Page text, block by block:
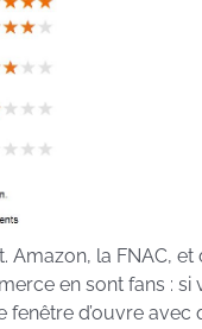
Amazon, la FNAC,
en sont fans : si
fenêtre d’ouvre avec